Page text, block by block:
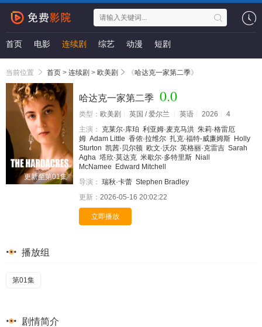
首页 电影 连续剧 综艺 动漫 短剧
当前位置 首页 > 连续剧 > 欧美剧 《哈达克一家第二季》
更新至第01集
哈达克一家第二季 0.0
类型： 欧美剧 英国 / 爱尔兰 英语 2026
4
主演：
克莱尔·库珀 利亚姆·麦克马洪 朱莉·格雷厄
姆 Adam Little 香侬·拉维尔 扎克·福特-威廉姆斯 Holly
Sturton 凯茜·贝尔顿 欧文·沃尔 英格丽·克雷吉 Sarah
Agha 塔欣·莫达克 米歇尔·多特里斯 Niall
McNamee
Edward Mitchell
导演： 瑞秋·卡蕾 Stephen Bradley
更新： 2026-05-16 20:02:22
立即播放
播放组
第01集
剧情简介